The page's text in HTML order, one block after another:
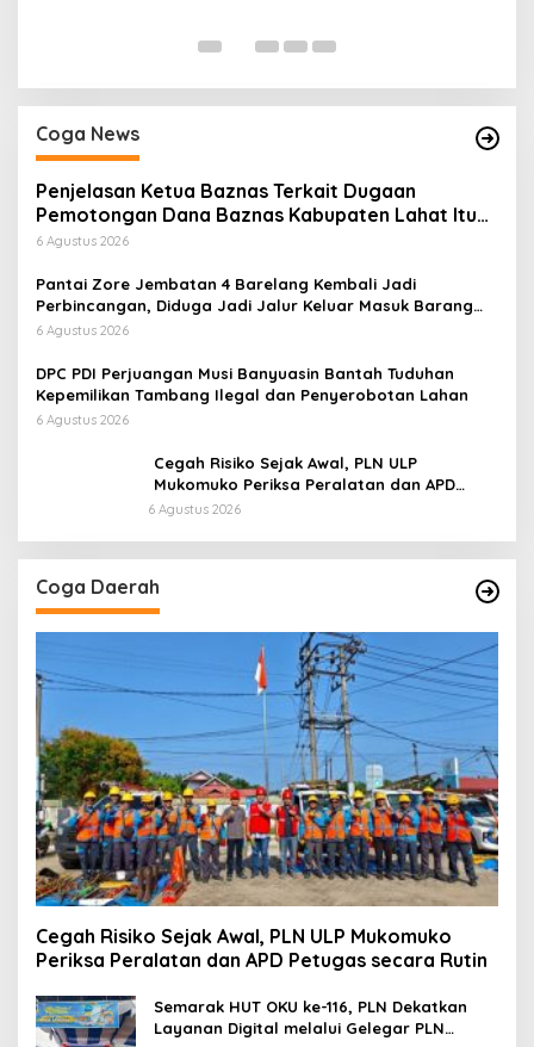
Coga News
Penjelasan Ketua Baznas Terkait Dugaan
Pemotongan Dana Baznas Kabupaten Lahat Itu
Tidak Benar
6 Agustus 2026
Pantai Zore Jembatan 4 Barelang Kembali Jadi
Perbincangan, Diduga Jadi Jalur Keluar Masuk Barang
Tanpa Dokumen Kepabeanan, Nama Berinisial WL
di Kawasan Pesisir
6 Agustus 2026
DPC PDI Perjuangan Musi Banyuasin Bantah Tuduhan
Kepemilikan Tambang Ilegal dan Penyerobotan Lahan
6 Agustus 2026
Cegah Risiko Sejak Awal, PLN ULP
Mukomuko Periksa Peralatan dan APD
Petugas secara Rutin
6 Agustus 2026
Coga Daerah
Cegah Risiko Sejak Awal, PLN ULP Mukomuko
Periksa Peralatan dan APD Petugas secara Rutin
Semarak HUT OKU ke-116, PLN Dekatkan
Layanan Digital melalui Gelegar PLN